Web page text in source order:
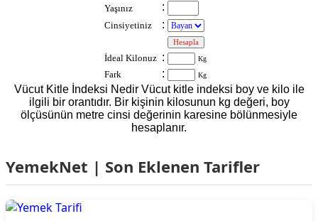
Yaşınız :
Cinsiyetiniz
:
İdeal Kilonuz : Kg
Fark : Kg
Vücut Kitle İndeksi Nedir Vücut kitle indeksi boy ve kilo ile
ilgili bir orantıdır. Bir kişinin kilosunun kg değeri, boy
ölçüsünün metre cinsi değerinin karesine bölünmesiyle
hesaplanır.
YemekNet | Son Eklenen Tarifler